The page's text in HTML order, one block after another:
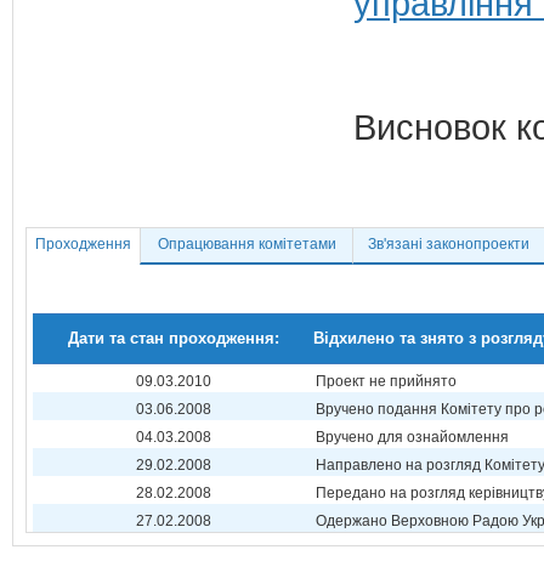
Висновок
Проходження Опрацювання комітетами Зв'язані законопроекти
Дати та стан проходження: Відхилено та знято з
09.03.2010
Проект не прийнято
03.06.2008
Вручено подання Комітету про
04.03.2008
Вручено для ознайомлення
29.02.2008
Направлено на розгляд Комітету
28.02.2008
Передано на розгляд
27.02.2008
Одержано Верховною Радою